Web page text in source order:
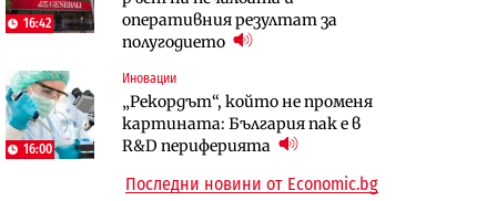
16:42
оперативния резултат за
полугодието
16:00
Иновации
„Рекордът“, който не променя
картината: България пак е в
R&D периферията
откажат напълно от Google
Компании
„Ендуросат“ ще строи огромен
космически и отбранителен
център в Доброславци
център в Доброславци
10:12
Държавният ТЕЦ „Марица
изток 2“ работи с 5 блока
Последни новини от Economic.bg